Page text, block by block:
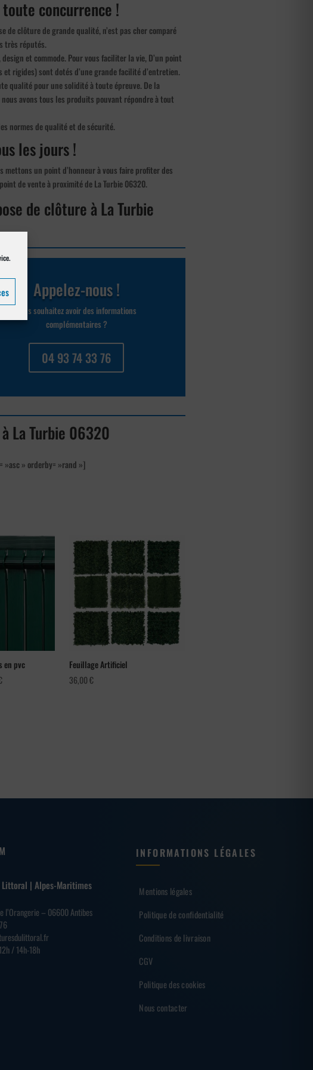
concurrence !
de clôture de grande qualité, n’est pas cher comparé
très réputés.
et commode. Pour vous faciliter la vie, D’un point
rigides) sont dotés d’une grande facilité d’entretien.
qualité pour une solidité à toute épreuve. De la
avons tous les produits pouvant répondre à tout
normes de qualité et de sécurité.
les jours !
un point d’honneur à vous faire profiter des
de vente à proximité de La Turbie 06320.
de clôture à La Turbie
Appelez-nous !
Vous souhaitez avoir des informations
complémentaires ?
04 93 74 33 76
La Turbie 06320
»asc » orderby= »rand »]
en pvc
Plage
Feuillage Artificiel
36,00€
Littoral | Alpes-Maritimes
l’Orangerie – 06600 Antibes
/ 14h-18h
INFORMATIONS LÉGALES
Mentions légales
Politique de confidentialité
Conditions de livraison
CGV
Politique des cookies
Nous contacter